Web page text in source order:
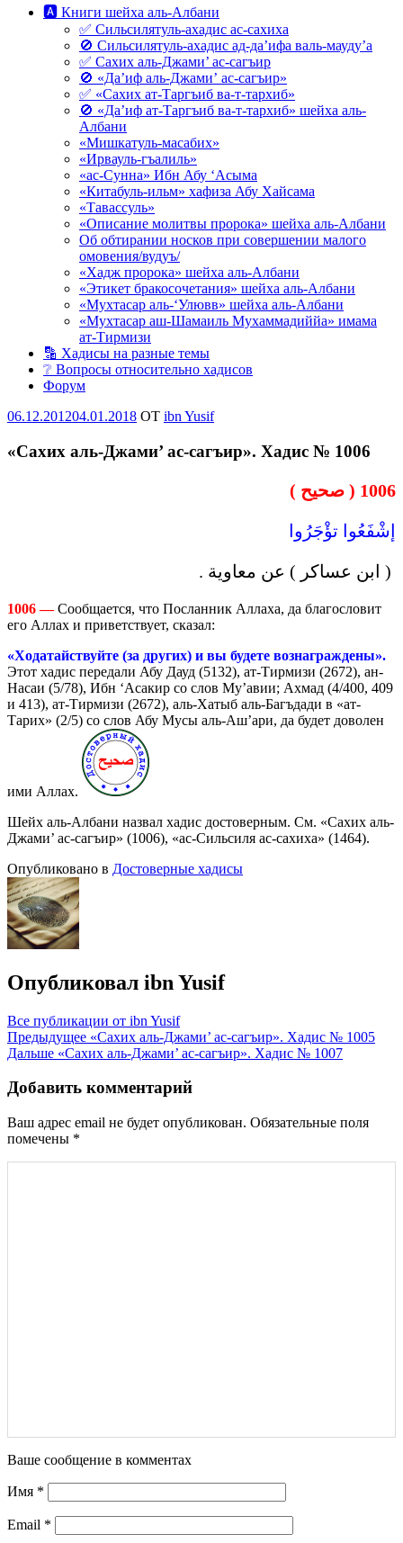
🅰 Книги шейха аль-Албани
✅ Сильсилятуль-ахадис ас-сахиха
🚫 Сильсилятуль-ахадис ад-да’ифа валь-мауду’а
✅ Сахих аль-Джами’ ас-сагъир
🚫 «Да’иф аль-Джами’ ас-сагъир»
✅ «Сахих ат-Таргъиб ва-т-тархиб»
🚫 «Да’иф ат-Таргъиб ва-т-тархиб» шейха аль-
Албани
«Мишкатуль-масабих»
«Ирвауль-гъалиль»
«ас-Сунна» Ибн Абу ‘Асыма
«Китабуль-ильм» хафиза Абу Хайсама
«Тавассуль»
«Описание молитвы пророка» шейха аль-Албани
Об обтирании носков при совершении малого
омовения/вудуъ/
«Хадж пророка» шейха аль-Албани
«Этикет бракосочетания» шейха аль-Албани
«Мухтасар аль-‘Улювв» шейха аль-Албани
«Мухтасар аш-Шамаиль Мухаммадиййа» имама
ат-Тирмизи
🔡 Хадисы на разные темы
❔ Вопросы относительно хадисов
Форум
Опубликовано
06.12.201204.01.2018 OT ibn Yusif
«Сахих аль-Джами’ ас-сагъир». Хадис № 1006
1006 ( صحيح )
إشْفَعُوا تؤْجَرُوا
( ابن عساكر ) عن معاوية .
1006 — Сообщается, что Посланник Аллаха, да благословит
его Аллах и приветствует, сказал:
«Хо­да­тай­ст­вуй­те (за других) и вы бу­де­те воз­на­гра­ж­де­ны».
Этот хадис передали Абу Дауд (5132), ат-Тирмизи (2672), ан-
Насаи (5/78), Ибн ‘Асакир со слов Му’авии; Ахмад (4/400, 409
и 413), ат-Тирмизи (2672), аль-Хатыб аль-Багъдади в «ат-
Тарих» (2/5) со слов Абу Мусы аль-Аш’ари, да будет доволен
ими Аллах.
Шейх аль-Албани назвал хадис достоверным. См. «Сахих аль-
Джами’ ас-сагъир» (1006), «ас-Сильсиля ас-сахиха» (1464).
Опубликовано в Достоверные хадисы
Опубликовал ibn Yusif
Все публикации от ibn Yusif
Навигация
по
записям
Предыдущее «Сахих аль-Джами’ ас-сагъир». Хадис № 1005
Дальше «Сахих аль-Джами’ ас-сагъир». Хадис № 1007
Добавить комментарий
Ваш адрес email не будет опубликован. Обязательные поля
помечены *
Ваше сообщение в комментах
Имя *
Email *